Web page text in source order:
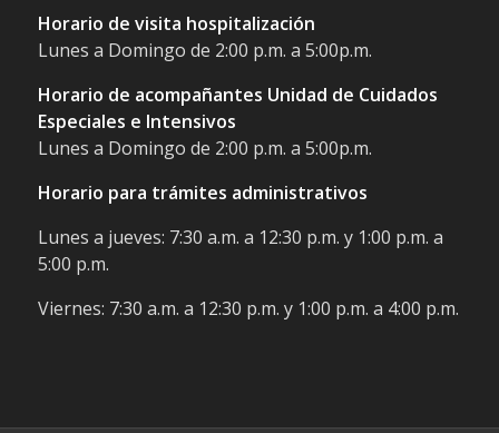
Horario de visita hospitalización
Lunes a Domingo de 2:00 p.m. a 5:00p.m.
Horario de acompañantes Unidad de Cuidados
Especiales e Intensivos
Lunes a Domingo de 2:00 p.m. a 5:00p.m.
Horario para trámites administrativos
Lunes a jueves: 7:30 a.m. a 12:30 p.m. y 1:00 p.m. a
5:00 p.m.
Viernes: 7:30 a.m. a 12:30 p.m. y 1:00 p.m. a 4:00 p.m.